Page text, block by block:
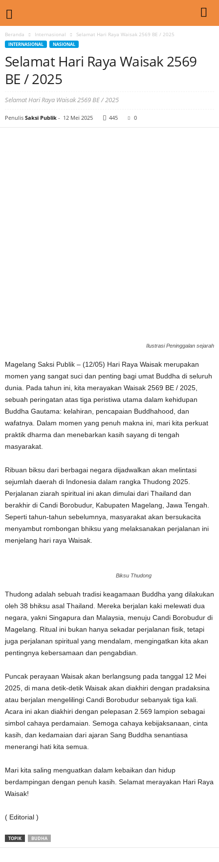
Beranda Internasional Selamat Hari Raya Waisak 2569 BE / 2025
INTERNASIONAL NASIONAL
Selamat Hari Raya Waisak 2569
BE / 2025
Selamat Hari Raya Waisak 2569 BE / 2025
Penulis Saksi Publik - 12 Mei 2025 445 0
Ilustrasi Peninggalan sejarah
Magelang Saksi Publik – (12/05) Hari Raya Waisak merupakan
momen yang sangat suci dan penting bagi umat Buddha di seluruh
dunia. Pada tahun ini, kita merayakan Waisak 2569 BE / 2025,
sebuah peringatan atas tiga peristiwa utama dalam kehidupan
Buddha Gautama: kelahiran, pencapaian Buddhahood, dan
wafatnya. Dalam momen yang penuh makna ini, mari kita perkuat
praktik dharma dan menebarkan kasih sayang di tengah
masyarakat.
Ribuan biksu dari berbagai negara dijadwalkan akan melintasi
sejumlah daerah di Indonesia dalam rangka Thudong 2025.
Perjalanan ziarah spiritual ini akan dimulai dari Thailand dan
berakhir di Candi Borobudur, Kabupaten Magelang, Jawa Tengah.
Seperti tahun-tahun sebelumnya, masyarakat akan bersukacita
menyambut rombongan bhiksu yang melaksanakan perjalanan ini
menjelang hari raya Waisak.
Biksu Thudong
Thudong adalah sebuah tradisi keagamaan Buddha yang dilakukan
oleh 38 bhiksu asal Thailand. Mereka berjalan kaki melewati dua
negara, yakni Singapura dan Malaysia, menuju Candi Borobudur di
Magelang. Ritual ini bukan hanya sekadar perjalanan fisik, tetapi
juga perjalanan spiritual yang mendalam, mengingatkan kita akan
pentingnya kebersamaan dan pengabdian.
Puncak perayaan Waisak akan berlangsung pada tanggal 12 Mei
2025, di mana detik-detik Waisak akan diakhiri dengan pradaksina
atau berjalan mengelilingi Candi Borobudur sebanyak tiga kali.
Acara ini akan diakhiri dengan pelepasan 2.569 lampion sebagai
simbol cahaya perdamaian. Semoga cahaya kebijaksanaan, cinta
kasih, dan kedamaian dari ajaran Sang Buddha senantiasa
menerangi hati kita semua.
Mari kita saling menguatkan dalam kebaikan dan hidup
berdampingan dengan penuh kasih. Selamat merayakan Hari Raya
Waisak!
( Editorial )
TOPIK BUDHA